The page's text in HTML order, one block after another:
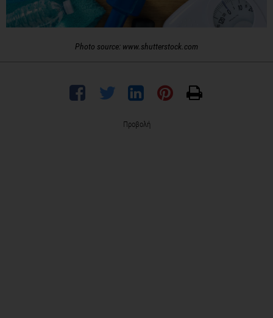
Photo source: www.shutterstock.com
Προβολή